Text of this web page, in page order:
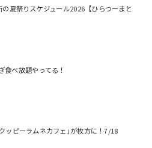
の夏祭りスケジュール2026【ひらつーまと
食べ放題やってる！
ッピーラムネカフェ｣が枚方に！7/18